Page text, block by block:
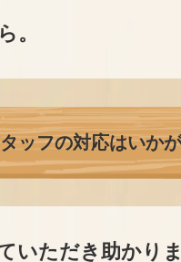
。
ッフの対応はいか
いただき助かりま